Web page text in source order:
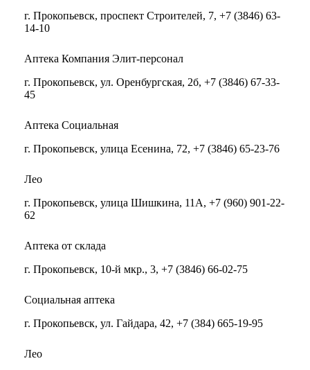
г. Прокопьевск, проспект Строителей, 7, +7 (3846) 63-
14-10
Аптека Компания Элит-персонал
г. Прокопьевск, ул. Оренбургская, 2б, +7 (3846) 67-33-
45
Аптека Социальная
г. Прокопьевск, улица Есенина, 72, +7 (3846) 65-23-76
Лео
г. Прокопьевск, улица Шишкина, 11А, +7 (960) 901-22-
62
Аптека от склада
г. Прокопьевск, 10-й мкр., 3, +7 (3846) 66-02-75
Социальная аптека
г. Прокопьевск, ул. Гайдара, 42, +7 (384) 665-19-95
Лео